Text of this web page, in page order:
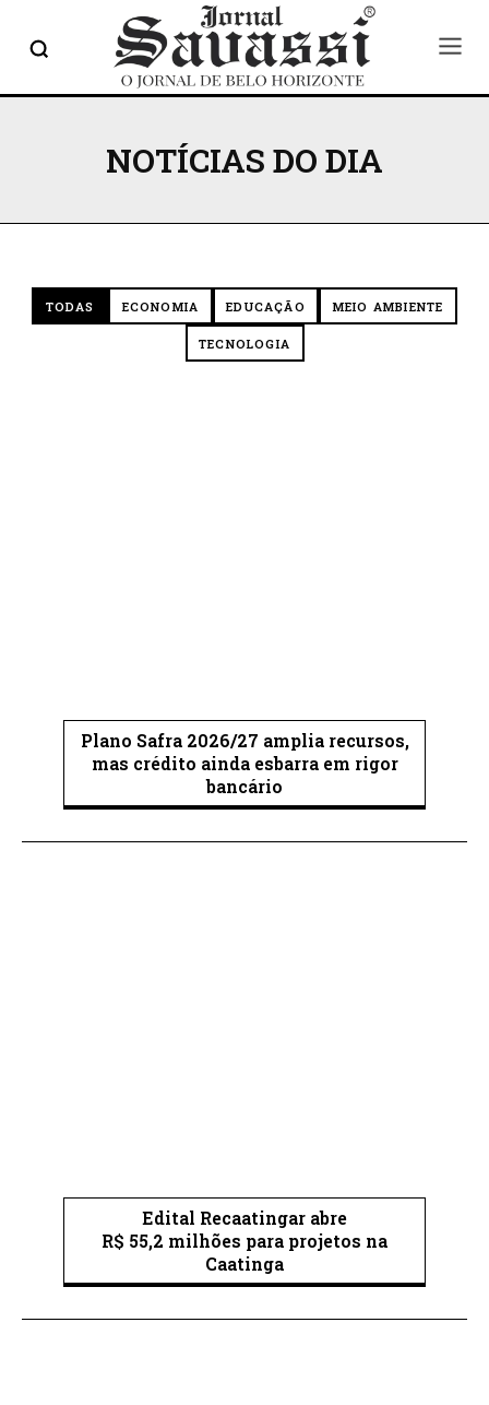
NOTÍCIAS DO DIA
TODAS ECONOMIA EDUCAÇÃO MEIO AMBIENTE
TECNOLOGIA
Plano Safra 2026/27 amplia recursos,
mas crédito ainda esbarra em rigor
bancário
Edital Recaatingar abre
R$ 55,2 milhões para projetos na
Caatinga